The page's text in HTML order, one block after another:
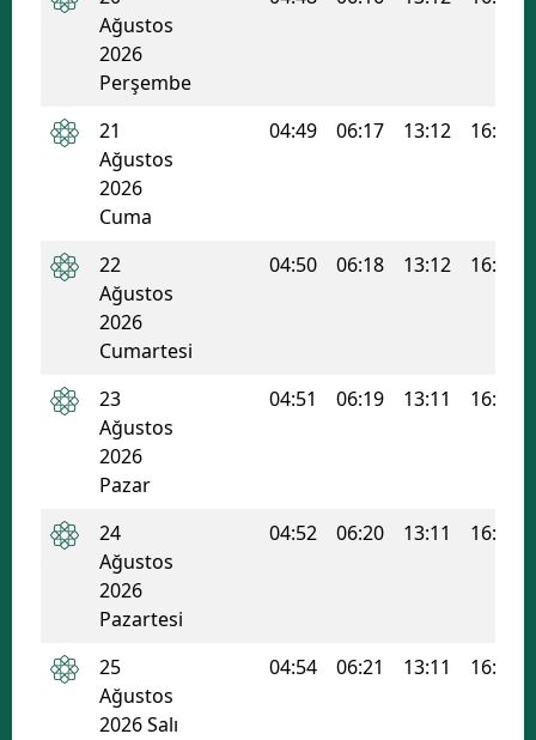
Ağustos
2026
Perşembe
21
Ağustos
2026
Cuma
04:49 06:17 13:12 16:55
22
Ağustos
2026
Cumartesi
04:50 06:18 13:12 16:55
23
Ağustos
2026
Pazar
04:51 06:19 13:11 16:54
24
Ağustos
2026
Pazartesi
04:52 06:20 13:11 16:53
25
Ağustos
2026 Salı
04:54 06:21 13:11 16:53